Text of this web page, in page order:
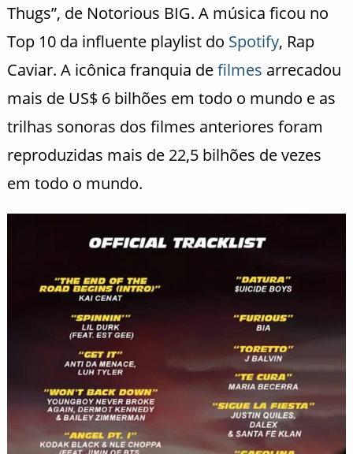
Thugs”, de Notorious BIG. A música ficou no
Top 10 da influente playlist do Spotify, Rap
Caviar. A icônica franquia defilmes arrecadou
mais de US$ 6 bilhões em todo o mundo e as
trilhas sonoras dos filmes anteriores foram
reproduzidas mais de 22,5 bilhões de vezes
em todo o mundo.